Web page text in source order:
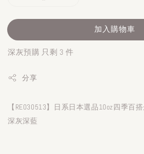
加入購物車
深灰預購 只剩 3 件
分享
【RE030513】日系日本選品10oz四季百
深灰深藍